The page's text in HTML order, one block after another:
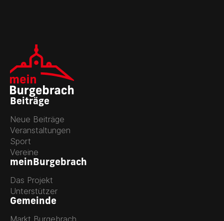
Beiträge
Neue Beiträge
Veranstaltungen
Sport
Vereine
meinBurgebrach
Das Projekt
Unterstützer
Gemeinde
Markt Burgebrach